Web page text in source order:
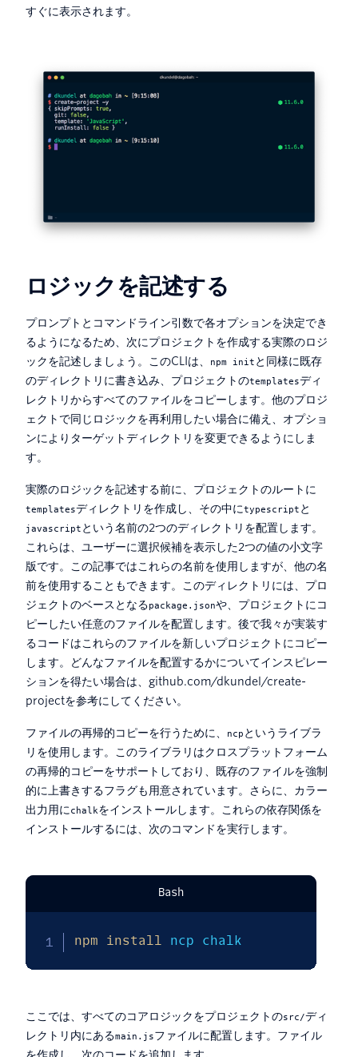
すぐに表示されます。
ロジックを記述する
プロンプトとコマンドライン引数で各オプションを決定でき
るようになるため、次にプロジェクトを作成する実際のロジ
ックを記述しましょう。このCLIは、
npm init と同様に既存
のディレクトリに書き込み、プロジェクトのtemplatesディ
レクトリからすべてのファイルをコピーします。他のプロジ
ェクトで同じロジックを再利用したい場合に備え、オプショ
ンによりターゲットディレクトリを変更できるようにしま
す。
実際のロジックを記述する前に、プロジェクトのルートに
templatesディレクトリを作成し、その中にtypescript と
javascript という名前の2つのディレクトリを配置します。
これらは、ユーザーに選択候補を表示した2つの値の小文字
版です。この記事ではこれらの名前を使用しますが、他の名
前を使用することもできます。このディレクトリには、プロ
ジェクトのベースとなるpackage.jsonや、プロジェクトにコ
ピーしたい任意のファイルを配置します。後で我々が実装す
るコードはこれらのファイルを新しいプロジェクトにコピー
します。どんなファイルを配置するかについてインスピレー
ションを得たい場合は、github.com/dkundel/create-
projectを参考にしてください。
ファイルの再帰的コピーを行うために、 ncp というライブラ
リを使用します。このライブラリはクロスプラットフォーム
の再帰的コピーをサポートしており、既存のファイルを強制
的に上書きするフラグも用意されています。さらに、カラー
出力用に chalkをインストールします。これらの依存関係を
インストールするには、次のコマンドを実行します。
Bash
npm install ncp chalk
ここでは、すべてのコアロジックをプロジェクトのsrc/ディ
レクトリ内にあるmain.jsファイルに配置します。ファイル
を作成し、次のコードを追加します。